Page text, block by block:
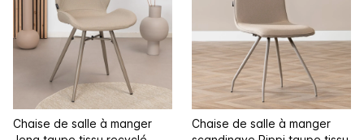
Chaise de salle à manger
Chaise de salle à manger